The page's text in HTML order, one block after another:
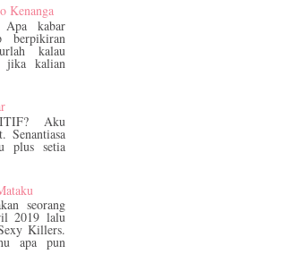
Kenanga
kabar
berpikiran
kalau
jika kalian
Aku
Senantiasa
plus setia
seorang
2019 lalu
Killers.
apa pun